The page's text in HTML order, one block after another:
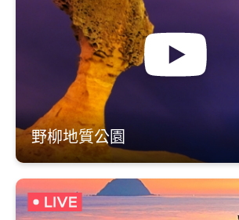
野柳地質公園